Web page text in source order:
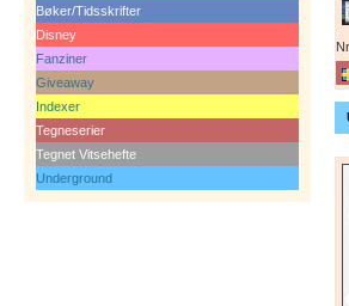
Bøker/Tidsskrifter
Disney
Fanziner
Giveaway
Indexer
Tegneserier
Tegnet Vitsehefte
Underground
Nr